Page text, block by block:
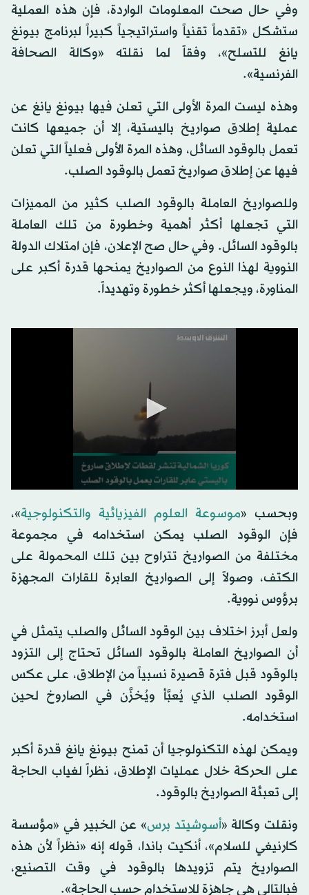
وفي حال صحت المعلومات الواردة، فإن هذه العملية
ستشكل «تقدماً تقنياً واستراتيجياً كبيراً لبرنامج بيونغ
يانغ للتسلح»، وفقاً لما نقلته «وكالة الصحافة
الفرنسية».
وهذه ليست المرة الأولى التي تعلن فيها بيونغ يانغ عن
عملية إطلاق صواريخ باليستية، إلا أن جميعها كانت
تعمل بالوقود السائل، وهذه المرة الأولى فعلياً التي تعلن
فيها عن إطلاق صواريخ تعمل بالوقود الصلب.
وللصواريخ العاملة بالوقود الصلب كثير من المميزات
التي تجعلها أكثر أهمية وخطورة من تلك العاملة
بالوقود السائل. وفي حال صح الإعلان، فإن امتلاك الدولة
النووية لهذا النوع من الصواريخ يمنحها قدرة أكبر على
المناورة، ويجعلها أكثر خطورة وتهديداً.
وبحسب «موسوعة العلوم الفيزيائية والتكنولوجية»،
فإن الوقود الصلب يمكن استخدامه في مجموعة
مختلفة من الصواريخ تتراوح بين تلك المحمولة على
الكتف، وصولاً إلى الصواريخ العابرة للقارات المجهزة
برؤوس نووية.
ولعل أبرز اختلاف بين الوقود السائل والصلب يتمثل في
أن الصواريخ العاملة بالوقود السائل تحتاج إلى التزود
بالوقود قبل فترة قصيرة نسبياً من الإطلاق، على عكس
الوقود الصلب الذي يُعبَّأ ويُخزَّن في الصاروخ لحين
استخدامه.
ويمكن لهذه التكنولوجيا أن تمنح بيونغ يانغ قدرة أكبر
على الحركة خلال عمليات الإطلاق، نظراً لغياب الحاجة
إلى تعبئة الصواريخ بالوقود.
ونقلت وكالة «أسوشيتد برس» عن الخبير في «مؤسسة
كارنيغي للسلام»، أنكيت باندا، قوله إنه «نظراً لأن هذه
الصواريخ يتم تزويدها بالوقود في وقت التصنيع،
فبالتالي هي جاهزة للاستخدام حسب الحاجة».